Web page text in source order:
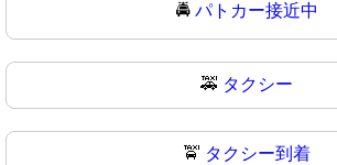
🚔 パトカー接近中
🚕 タクシー
🚖 タクシー到着